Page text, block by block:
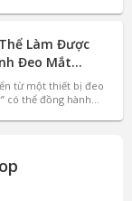
nhận được đề nghị
sự kiện đáng chú ý
nhiều năm trở lại
Nikon, Canon
Làm Được
Đeo Mắt
từ một thiết bị đeo
có thể đồng hành
và các cảm biến tích
có thể làm được
tìm hiểu chi tiết